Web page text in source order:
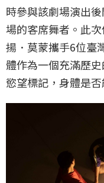
時參與該劇場演出
場的客席舞者。此
揚．莫蒙攜手6位臺
體作為一個充滿歷
慾望標記，身體是